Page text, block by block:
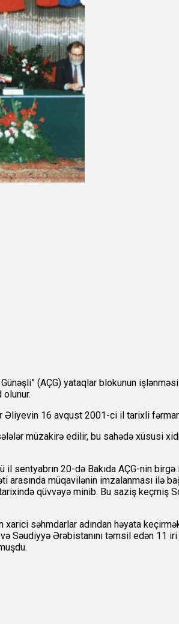
(AÇG) yataqlar blokunun
Əliyevin 16 avqust 2001-ci il tarixli
müzakirə edilir, bu sahədə xüsusi
sentyabrın 20-də Bakıda AÇG-nin
müqavilənin imzalanması ilə
qüvvəyə minib. Bu saziş keçmiş
səhmdarlar adından həyata
Ərəbistanını təmsil edən 11 iri